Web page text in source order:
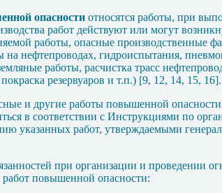
опасности относятся работы, при
работ действуют или могут
работы, опасные производственные
на нефтепроводах, гидроиспытания,
работы, расчистка трасс
резервуаров и т.п.) [9, 12, 14, 15, 16].
и другие работы повышенной опасности
в соответствии с Инструкциями по
указанных работ, утверждаемыми
при организации и проведении
работ повышенной опасности: